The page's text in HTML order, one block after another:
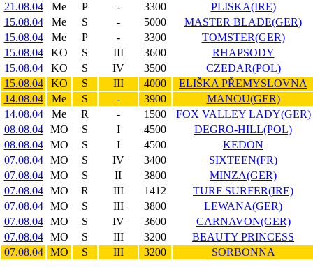
21.08.04
Me P - 3300
PLISKA(IRE)
15.08.04
Me S - 5000
MASTER BLADE(GER)
15.08.04
Me P - 3300
TOMSTER(GER)
15.08.04
KO S III 3600
RHAPSODY
15.08.04
KO S IV 3500
CZEDAR(POL)
15.08.04
KO S III 4000
ELIŠKA PŘEMYSLOVNA
14.08.04
Me S - 3900
MANOU(GER)
14.08.04
Me R - 1500
FOX VALLEY LADY(GER)
08.08.04
MO S I 4500
DEGRO-HILL(POL)
08.08.04
MO S I 4500
KEDON
07.08.04
MO S IV 3400
SIXTEEN(FR)
07.08.04
MO S II 3800
MINZA(GER)
07.08.04
MO R III 1412
TURF SURFER(IRE)
07.08.04
MO S III 3800
LEWANA(GER)
07.08.04
MO S IV 3600
CARNAVON(GER)
07.08.04
MO S III 3200
BEAUTY PRINCESS
07.08.04
MO S III 3200 SORBONNA